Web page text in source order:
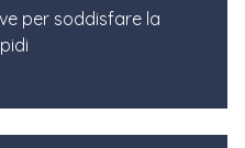
per soddisfare la